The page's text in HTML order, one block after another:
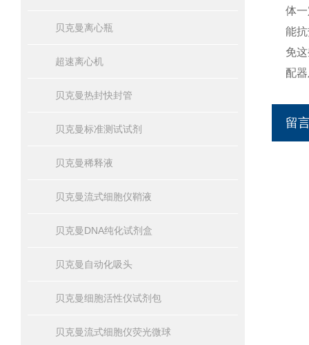
贝克曼离心瓶
超速离心机
贝克曼热封快封管
贝克曼标准测试试剂
贝克曼稀释液
贝克曼流式细胞仪鞘液
贝克曼DNA纯化试剂盒
贝克曼自动化吸头
贝克曼细胞活性仪试剂包
贝克曼流式细胞仪荧光微球
体
能
免
配
留